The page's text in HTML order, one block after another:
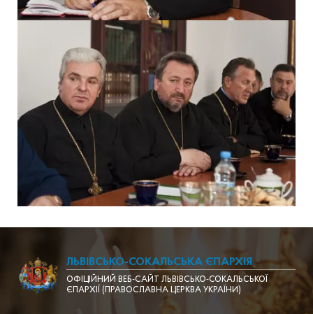
ЛЬВІВСЬКО-СОКАЛЬСЬКА ЄПАРХІЯ
ОФІЦІЙНИЙ ВЕБ-САЙТ ЛЬВІВСЬКО-СОКАЛЬСЬКОЇ
ЄПАРХІЇ (ПРАВОСЛАВНА ЦЕРКВА УКРАЇНИ)